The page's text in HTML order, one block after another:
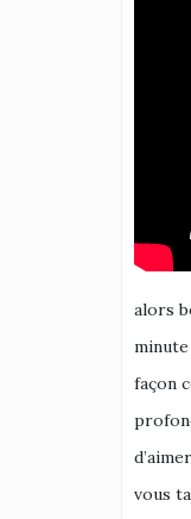
alors
façon
vous